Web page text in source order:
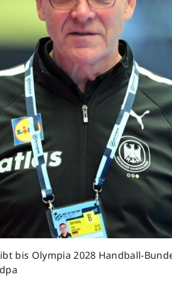
bis Olympia 2028 Handball-